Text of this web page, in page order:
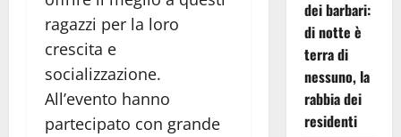
ragazzi per la loro
crescita e
socializzazione.
All’evento hanno
partecipato con grande
dei barbari:
di notte è
terra di
nessuno, la
rabbia dei
residenti